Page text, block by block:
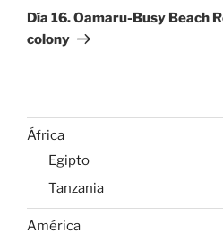
entrada
Día 16. Oamaru-Busy Beach
colony
África
Egipto
Tanzania
América